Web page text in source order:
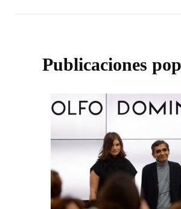
Publicaciones